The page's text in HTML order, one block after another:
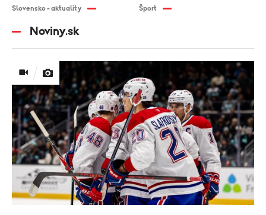
Slovensko - aktuality Šport
Noviny.sk